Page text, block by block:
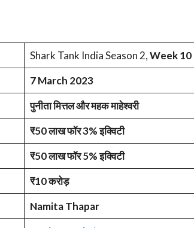
Shark Tank India Season 2,Week 10
7 March 2023
पुनीता मित्तल और महक माहेश्वरी
₹50 लाख फॉर 3% इक्विटी
₹50 लाख फॉर 5% इक्विटी
₹10 करोड़
Namita Thapar